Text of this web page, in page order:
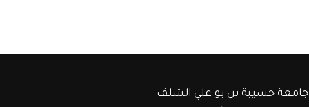
جامعة حسيبة بن بو علي الشلف